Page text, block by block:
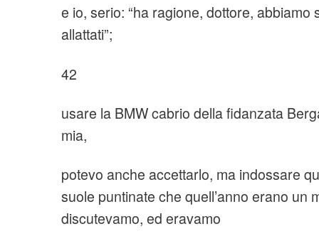
e io, serio: “ha ragione, dottore,
allattati”;
42
usare la BMW cabrio della fidanzata
mia,
potevo anche accettarlo, ma indossare
suole puntinate che quell’anno erano un
discutevamo, ed eravamo